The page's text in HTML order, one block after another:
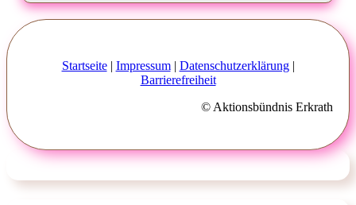
Startseite| Impressum| Datenschutzerklärung|
Barrierefreiheit
© Aktionsbündnis Erkrath